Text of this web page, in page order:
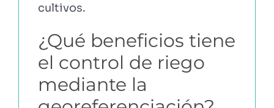
cultivos.
¿Qué beneficios tiene
el control de riego
mediante la